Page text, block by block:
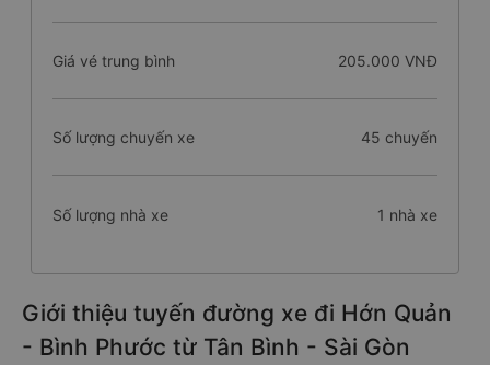
Giá vé trung bình 205.000 VNĐ
Số lượng chuyến xe 45 chuyến
Số lượng nhà xe 1 nhà xe
Giới thiệu tuyến đường xe đi Hớn Quản
- Bình Phước từ Tân Bình - Sài Gòn